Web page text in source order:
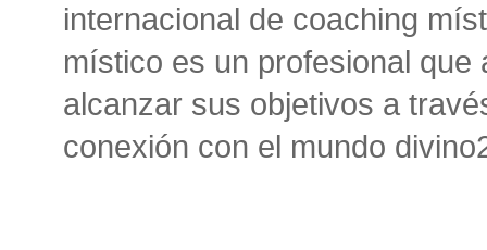
internacional de coaching
místico es un profesional que
alcanzar sus objetivos a
conexión con el mundo